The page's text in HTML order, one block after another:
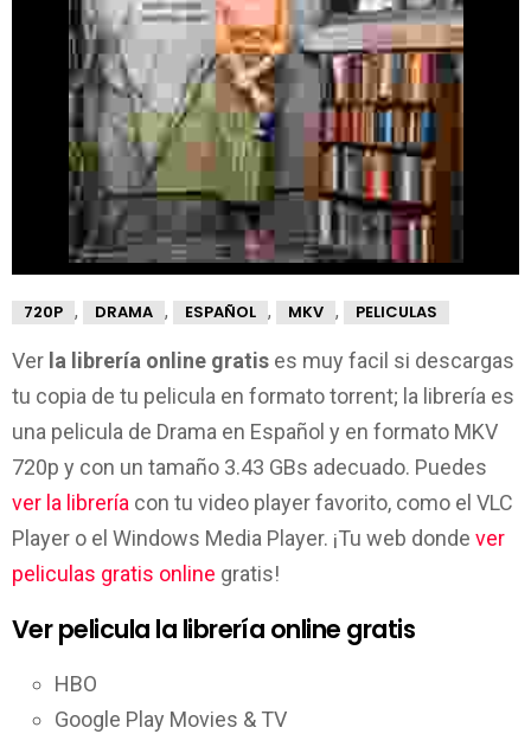
720P , DRAMA , ESPAÑOL , MKV , PELICULAS
Ver la librería online gratis es muy facil si descargas
tu copia de tu pelicula en formato torrent; la librería es
una pelicula de Drama en Español y en formato MKV
720p y con un tamaño 3.43 GBs adecuado. Puedes
ver la librería con tu video player favorito, como el VLC
Player o el Windows Media Player. ¡Tu web donde ver
peliculas gratis online gratis!
Ver pelicula la librería online gratis
HBO
Google Play Movies & TV